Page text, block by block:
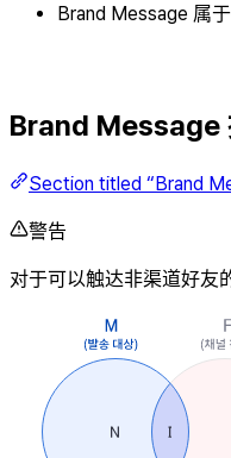
Brand Message 属
Brand Message
Section titled “Brand
警告
对于可以触达非渠道好友